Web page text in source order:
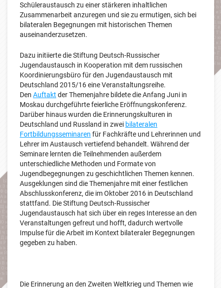
Schüleraustausch zu einer stärkeren inhaltlichen
Zusammenarbeit anzuregen und sie zu ermutigen, sich bei
bilateralen Begegnungen mit historischen Themen
auseinanderzusetzen.
Dazu initiierte die Stiftung Deutsch-Russischer
Jugendaustausch in Kooperation mit dem russischen
Koordinierungsbüro für den Jugendaustausch mit
Deutschland 2015/16 eine Veranstaltungsreihe.
Den Auftakt der Themenjahre bildete die Anfang Juni in
Moskau durchgeführte feierliche Eröffnungskonferenz.
Darüber hinaus wurden die Erinnerungskulturen in
Deutschland und Russland in zwei bilateralen
Fortbildungsseminaren für Fachkräfte und Lehrerinnen und
Lehrer im Austausch vertiefend behandelt. Während der
Seminare lernten die Teilnehmenden außerdem
unterschiedliche Methoden und Formate von
Jugendbegegnungen zu geschichtlichen Themen kennen.
Ausgeklungen sind die Themenjahre mit einer festlichen
Abschlusskonferenz, die im Oktober 2016 in Deutschland
stattfand. Die Stiftung Deutsch-Russischer
Jugendaustausch hat sich über ein reges Interesse an den
Veranstaltungen gefreut und hofft, dadurch wertvolle
Impulse für die Arbeit im Kontext bilateraler Begegnungen
gegeben zu haben.
Die Erinnerung an den Zweiten Weltkrieg und Themen wie